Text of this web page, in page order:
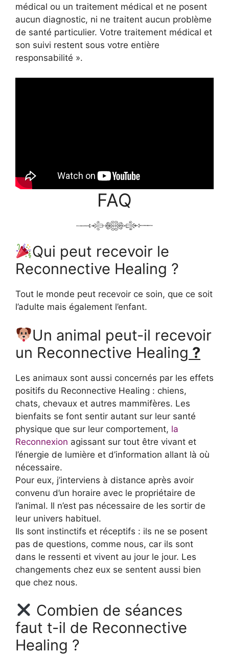
médical ou un traitement médical et ne posent
aucun diagnostic, ni ne traitent aucun problème
de santé particulier. Votre traitement médical et
son suivi restent sous votre entière
responsabilité ».
FAQ
Qui peut recevoir le
Reconnective Healing ?
Tout le monde peut recevoir ce soin, que ce soit
l’adulte mais également l’enfant.
Un animal peut-il recevoir
un Reconnective Healing ?
Les animaux sont aussi concernés par les effets
positifs du Reconnective Healing : chiens,
chats, chevaux et autres mammifères. Les
bienfaits se font sentir autant sur leur santé
physique que sur leur comportement, la
Reconnexion agissant sur tout être vivant et
l’énergie de lumière et d’information allant là où
nécessaire.
Pour eux, j’interviens à distance après avoir
convenu d’un horaire avec le propriétaire de
l’animal. Il n’est pas nécessaire de les sortir de
leur univers habituel.
Ils sont instinctifs et réceptifs : ils ne se posent
pas de questions, comme nous, car ils sont
dans le ressenti et vivent au jour le jour. Les
changements chez eux se sentent aussi bien
que chez nous.
Combien de séances
faut t-il de Reconnective
Healing ?